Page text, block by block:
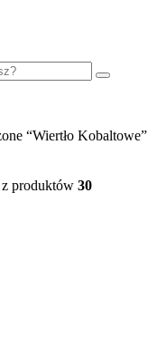
“Wiertło Kobaltowe”
z produktów 30